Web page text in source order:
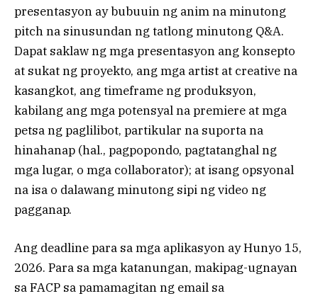
presentasyon ay bubuuin ng anim na minutong
pitch na sinusundan ng tatlong minutong Q&A.
Dapat saklaw ng mga presentasyon ang konsepto
at sukat ng proyekto, ang mga artist at creative na
kasangkot, ang timeframe ng produksyon,
kabilang ang mga potensyal na premiere at mga
petsa ng paglilibot, partikular na suporta na
hinahanap (hal., pagpopondo, pagtatanghal ng
mga lugar, o mga collaborator); at isang opsyonal
na isa o dalawang minutong sipi ng video ng
pagganap.
Ang deadline para sa mga aplikasyon ay Hunyo 15,
2026. Para sa mga katanungan, makipag-ugnayan
sa FACP sa pamamagitan ng email sa